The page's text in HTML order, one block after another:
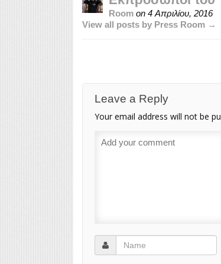
Roomon 4 Απριλίου, 2016
View all posts by Press Room →
Leave a Reply
Your email address will not be